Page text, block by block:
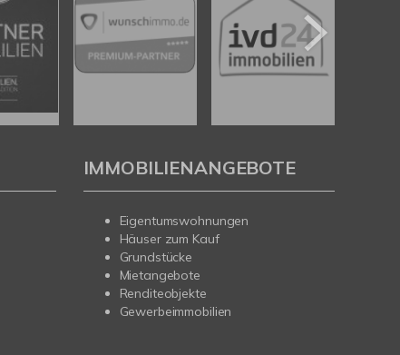
IMMOBILIENANGEBOTE
Eigentumswohnungen
Häuser zum Kauf
Grundstücke
Mietangebote
Renditeobjekte
Gewerbeimmobilien